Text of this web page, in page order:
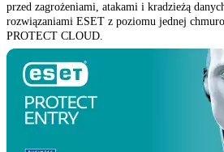
przed zagrożeniami, atakami i kradzieżą
rozwiązaniami ESET z poziomu jednej
PROTECT CLOUD.